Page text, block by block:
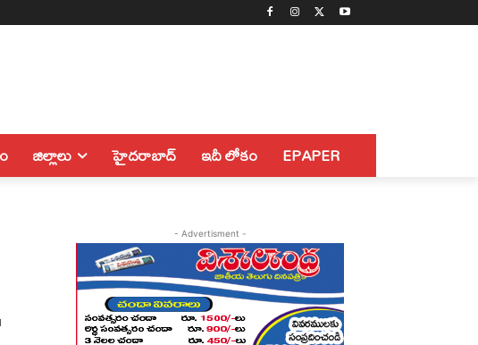
జిల్లాలు హైదరాబాద్ ఇదీ లోకం EPAPER
- Advertisment -